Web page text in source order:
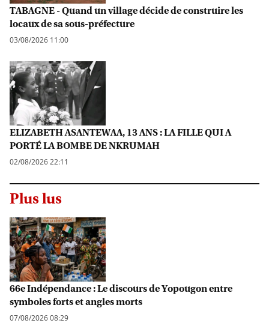
TABAGNE - Quand un village décide de construire les
locaux de sa sous-préfecture
03/08/2026 11:00
ELIZABETH ASANTEWAA, 13 ANS : LA FILLE QUI A
PORTÉ LA BOMBE DE NKRUMAH
02/08/2026 22:11
Plus lus
66e Indépendance : Le discours de Yopougon entre
symboles forts et angles morts
07/08/2026 08:29